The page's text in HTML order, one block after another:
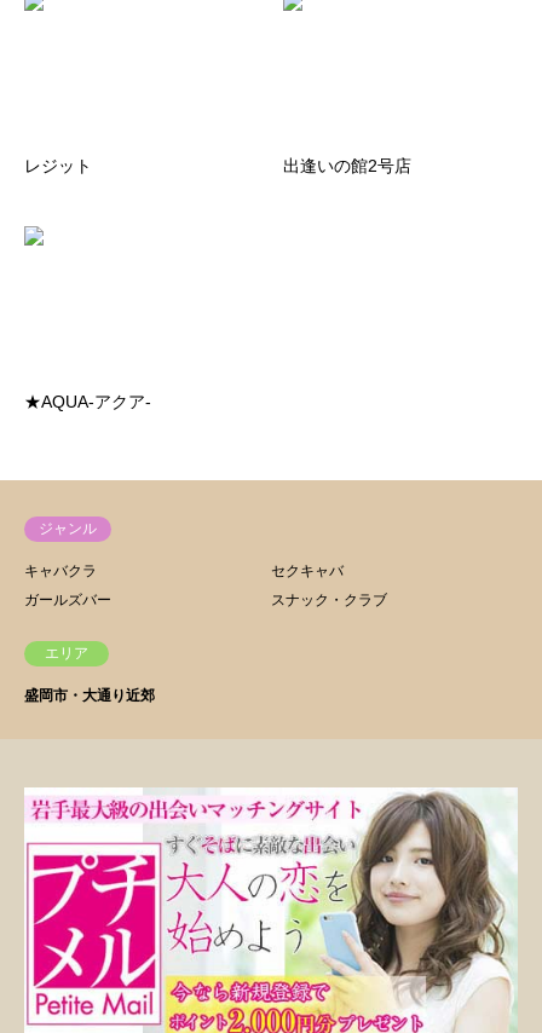
レジット 出逢いの館2号店
★AQUA-アクア-
ジャンル
キャバクラ
セクキャバ
ガールズバー
スナック・クラブ
エリア
盛岡市・大通り近郊